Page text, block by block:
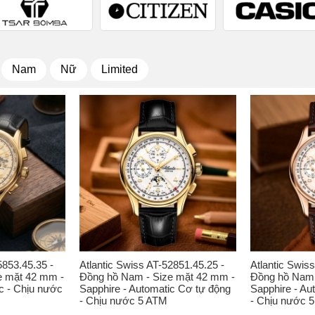
Nam Nữ Limited
-
mặt 42 mm -
- Chịu nước
Atlantic Swiss AT-52851.45.25 -
Đồng hồ Nam - Size mặt 42 mm -
Sapphire - Automatic Cơ tự động
- Chịu nước 5 ATM
Atlantic
Đồng hồ
Sapphire -
- Chịu nước